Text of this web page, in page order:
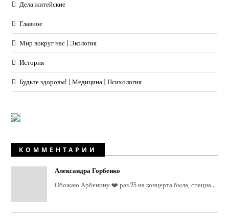
Дела житейские
Главное
Мир вокруг нас | Экология
История
Будьте здоровы! | Медицина | Психология
КОММЕНТАРИИ
Александра Горбенко
Обожаю Арбенину ❤️ раз 25 на концерта была, специа...